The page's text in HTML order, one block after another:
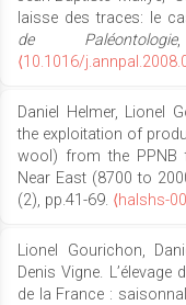
laisse des traces: le
de Paléontologie
⟨10.1016/
Daniel Helmer, Lionel
the exploitation of
wool) from the PPNB
Near East (8700 to
(2), pp.41-69. ⟨halshs-
Lionel Gourichon,
Denis Vigne.
de la France :